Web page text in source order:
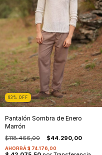
63 % OFF
Pantalón Sombra de Enero
Marrón
$118.466,00 $44.290,00